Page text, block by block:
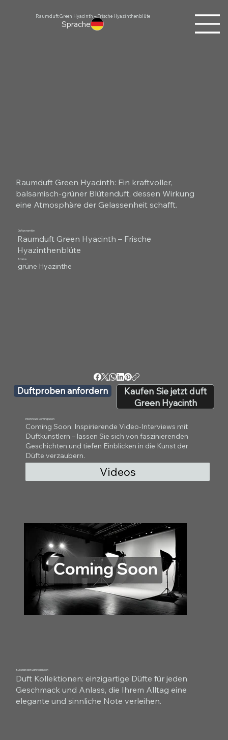
Sprache
Raumduft Green Hyacinth – Frische Hyazinthenblüte
Raumduft Green Hyacinth: Ein kraftvoller,
balsamisch-grüner Blütenduft, dessen Wirkung
eine Atmosphäre der Gelassenheit schafft.
Duftpyramide
Raumduft Green Hyacinth – Frische
Hyazinthenblüte
Aroma
grüne Hyazinthe
Duftproben anfordern
Kaufen Sie jetzt duft
Green Hyacinth
Interviews Coming Soon
Coming Soon: Inspirierende Video-Interviews mit
Duftkünstlern – lassen Sie sich von faszinierenden
Geschichten und tiefen Einblicken in die Kunst der
Düfte verzaubern.
Videos
Auswahl der Duftkollektion
Duft Kollektionen: einzigartige Düfte für jeden
Geschmack und Anlass, die Ihrem Alltag eine
elegante und sinnliche Note verleihen.